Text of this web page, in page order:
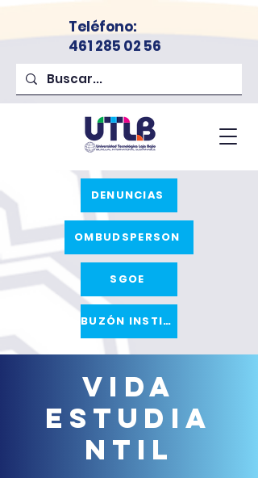
Teléfono:
461 285 02 56
OMBUDSPERSON
SGOE
BUZÓN INSTITUCIONAL
DENUNCIAS
VIDA
ESTUDIA
NTIL